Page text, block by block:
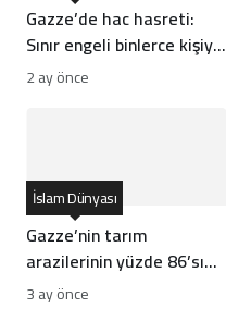
Gazze’de hac hasreti:
Sınır engeli binlerce kişiyi
vurdu
2 ay önce
Gazze’nin tarım
arazilerinin yüzde 86’sı
tahrip oldu
İslam Dünyası
3 ay önce